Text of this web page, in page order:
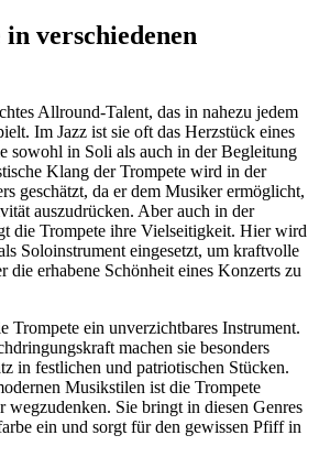
verschiedenen
Allround-Talent, das in nahezu jedem
Im Jazz ist sie oft das Herzstück eines
sowohl in Soli als auch in der Begleitung
Klang der Trompete wird in der
geschätzt, da er dem Musiker ermöglicht,
auszudrücken. Aber auch in der
die Trompete ihre Vielseitigkeit. Hier wird
Soloinstrument eingesetzt, um kraftvolle
die erhabene Schönheit eines Konzerts zu
Trompete ein unverzichtbares Instrument.
machen sie besonders
in festlichen und patriotischen Stücken.
Musikstilen ist die Trompete
wegzudenken. Sie bringt in diesen Genres
ein und sorgt für den gewissen Pfiff in